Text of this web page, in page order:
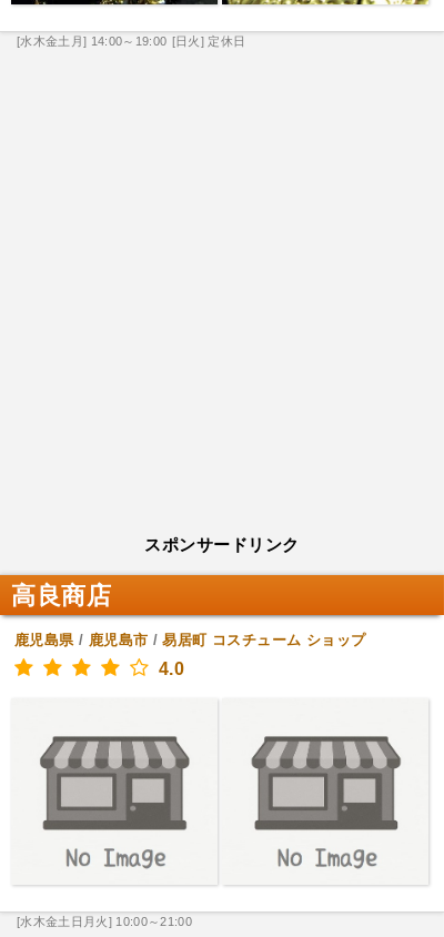
[水木金土月] 14:00～19:00 [日火] 定休日
スポンサードリンク
高良商店
鹿児島県/ 鹿児島市 /易居町 コスチューム ショップ
4.0
[水木金土日月火] 10:00～21:00